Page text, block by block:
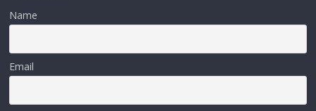
Name
Email